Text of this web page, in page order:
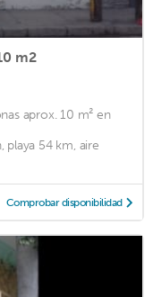
m2
aprox. 10 m² en
54 km, aire
Comprobar disponibilidad